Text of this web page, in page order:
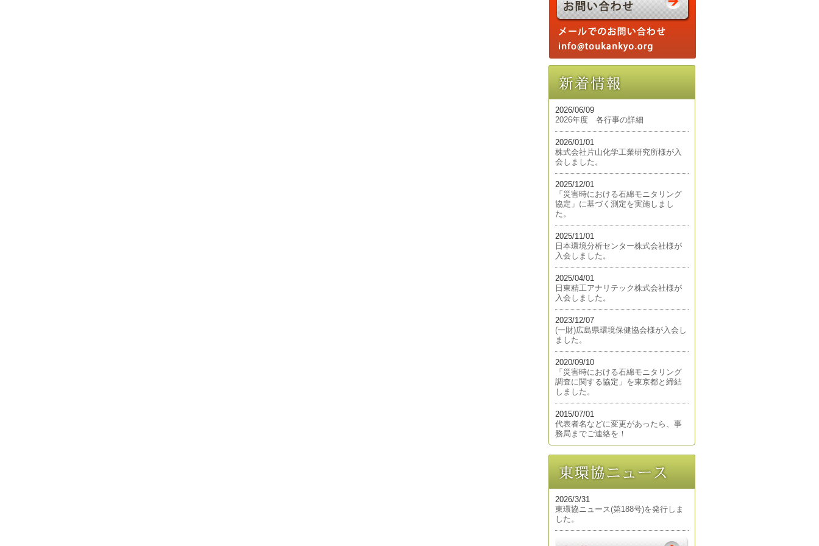
2026/06/09
2026年度 各行事の詳細
2026/01/01
株式会社片山化学工業研究所様が入
会しました。
2025/12/01
「災害時における石綿モニタリング
協定」に基づく測定を実施しまし
た。
2025/11/01
日本環境分析センター株式会社様が
入会しました。
2025/04/01
日東精工アナリテック株式会社様が
入会しました。
2023/12/07
(一財)広島県環境保健協会様が入会し
ました。
2020/09/10
「災害時における石綿モニタリング
調査に関する協定」を東京都と締結
しました。
2015/07/01
代表者名などに変更があったら、事
務局までご連絡を！
2026/3/31
東環協ニュース(第188号)を発行しま
した。